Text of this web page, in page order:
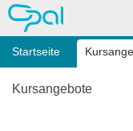
OPAL
Startseite
Kursangebote